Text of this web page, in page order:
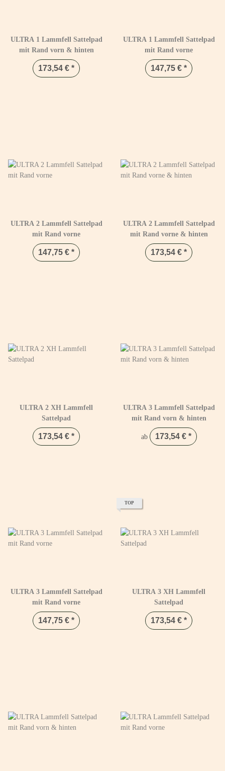
ULTRA 1 Lammfell Sattelpad
mit Rand vorn & hinten
173,54 € *
ULTRA 1 Lammfell Sattelpad
mit Rand vorne
147,75 € *
ULTRA 2 Lammfell Sattelpad
mit Rand vorne
147,75 € *
ULTRA 2 Lammfell Sattelpad
mit Rand vorne & hinten
173,54 € *
ULTRA 2 XH Lammfell
Sattelpad
173,54 € *
ULTRA 3 Lammfell Sattelpad
mit Rand vorn & hinten
ab 173,54 € *
ULTRA 3 Lammfell Sattelpad
mit Rand vorne
147,75 € *
TOP
ULTRA 3 XH Lammfell
Sattelpad
173,54 € *